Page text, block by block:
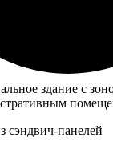
здание с